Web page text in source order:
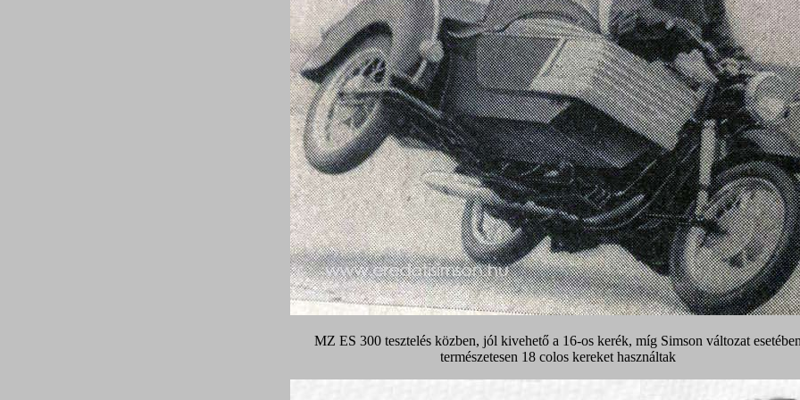
MZ ES 300 tesztelés közben, jól kivehető a 16-os kerék, míg Simson változat
természetesen 18 colos kereket használtak